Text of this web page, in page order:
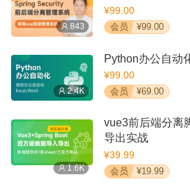
843
¥99.00
会员 ¥99.00
2.4K
Python办公自动
¥99.00
会员 ¥69.00
1.6K
vue3前后端分离
导出实战
¥39.99
会员 ¥19.99